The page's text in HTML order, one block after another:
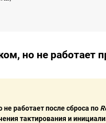
но не работает
работает после сброса по
тактирования и